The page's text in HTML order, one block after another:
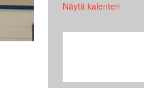
Näytä kalenteri